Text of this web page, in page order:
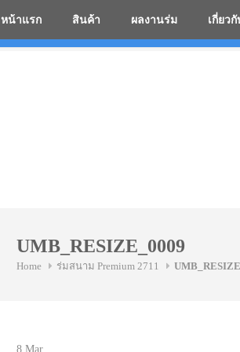
หน้าแรก สินค้า ผลงานร่ม เกี่ยวกั
UMB_RESIZE_0009
Home ร่มสนาม Premium 2711
8 Mar
โรงงานร่มสก